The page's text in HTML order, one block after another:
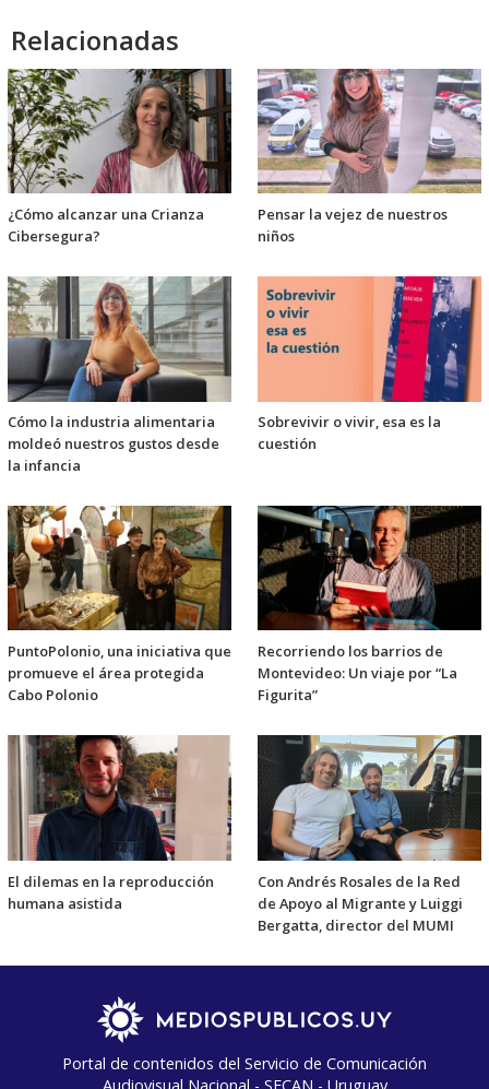
Relacionadas
¿Cómo alcanzar una Crianza
Cibersegura?
Pensar la vejez de nuestros
niños
Cómo la industria alimentaria
moldeó nuestros gustos desde
la infancia
Sobrevivir o vivir, esa es la
cuestión
PuntoPolonio, una iniciativa que
promueve el área protegida
Cabo Polonio
Recorriendo los barrios de
Montevideo: Un viaje por “La
Figurita”
El dilemas en la reproducción
humana asistida
Con Andrés Rosales de la Red
de Apoyo al Migrante y ⁠Luiggi
Bergatta, director del MUMI
Portal de contenidos del Servicio de Comunicación
Audiovisual Nacional - SECAN - Uruguay